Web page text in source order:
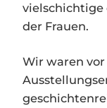
vielschichtige
der Frauen.
Wir waren